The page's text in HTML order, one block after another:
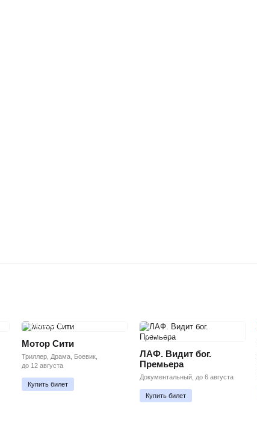
ПРЕМЬЕРА
Мотор Сити
Триллер, Драма, Боевик,
до 12 августа
Купить билет
ПРЕМЬЕРА
ЛАФ. Видит бог.
Премьера
Документальный, до 6 августа
Купить билет